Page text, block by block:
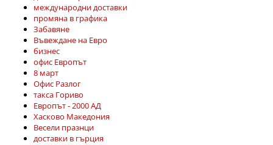
международни доставки
промяна в графика
Забавяне
Въвеждане на Евро
бизнес
офис Европът
8 март
Офис Разлог
такса Гориво
Европът - 2000 АД
Хасково Македония
Весели празнци
доставки в гърция